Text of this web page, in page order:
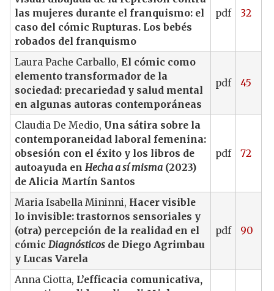
las mujeres durante el franquismo: el
caso del cómic Rupturas. Los bebés
robados del franquismo
pdf 32
Laura Pache Carballo, El cómic como
elemento transformador de la
sociedad: precariedad y salud mental
en algunas autoras contemporáneas
pdf 45
Claudia De Medio, Una sátira sobre la
contemporaneidad laboral femenina:
obsesión con el éxito y los libros de
autoayuda en Hecha a sí misma(2023)
de Alicia Martín Santos
pdf 72
Maria Isabella Mininni, Hacer visible
lo invisible: trastornos sensoriales y
(otra) percepción de la realidad en el
cómic Diagnósticosde Diego Agrimbau
y Lucas Varela
pdf 90
Anna Ciotta, L’efficacia comunicativa,